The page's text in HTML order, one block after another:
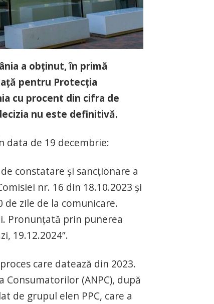
a obținut, în primă
pentru Protecția
cu procent din cifra de
nu este definitivă.
data de 19 decembrie:
constatare şi sancţionare a
nr. 16 din 18.10.2023 şi
zile de la comunicare.
Pronunţată prin punerea
19.12.2024”.
care datează din 2023.
(ANPC), după
de grupul elen PPC, care a